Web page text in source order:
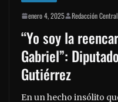
enero 4, 2025 Redacción Central
“Yo soy la
Gabriel”:
Gutiérrez
En un hecho insólito